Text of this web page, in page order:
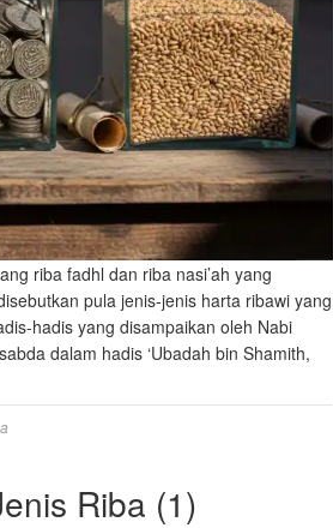
riba fadhl dan riba nasi’ah yang
pula jenis-jenis harta ribawi yang
hadis yang disampaikan oleh Nabi
dalam hadis ‘Ubadah bin Shamith,
Riba (1)